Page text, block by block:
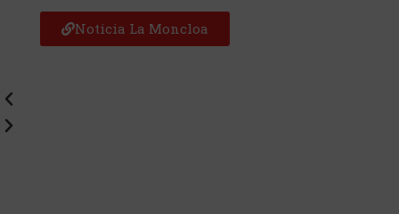
Noticia La Moncloa